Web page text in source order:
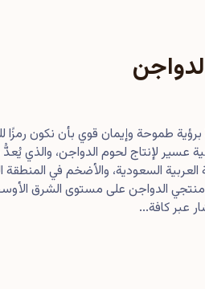
بدأت رحلتنا في أصول عام 2013 برؤية طموحة وإيمان قوي بأن نكون
عسير لإنتاج لحوم الدواجن، والذي
السعودية، والأضخم في المنطقة
منتجي الدواجن على مستوى الشرق
عبر كافة...